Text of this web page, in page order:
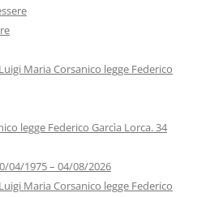
Luigi Maria Corsanico legge Federico
legge Federico Garcìa Lorca. 34
04/1975 – 04/08/2026
Luigi Maria Corsanico legge Federico